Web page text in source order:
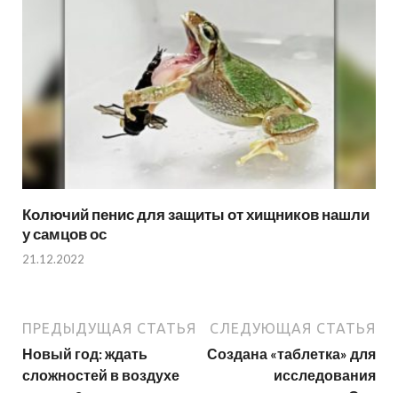
Колючий пенис для защиты от хищников нашли
у самцов ос
21.12.2022
ПРЕДЫДУЩАЯ СТАТЬЯ
Новый год: ждать
сложностей в воздухе
СЛЕДУЮЩАЯ СТАТЬЯ
Создана «таблетка» для
исследования